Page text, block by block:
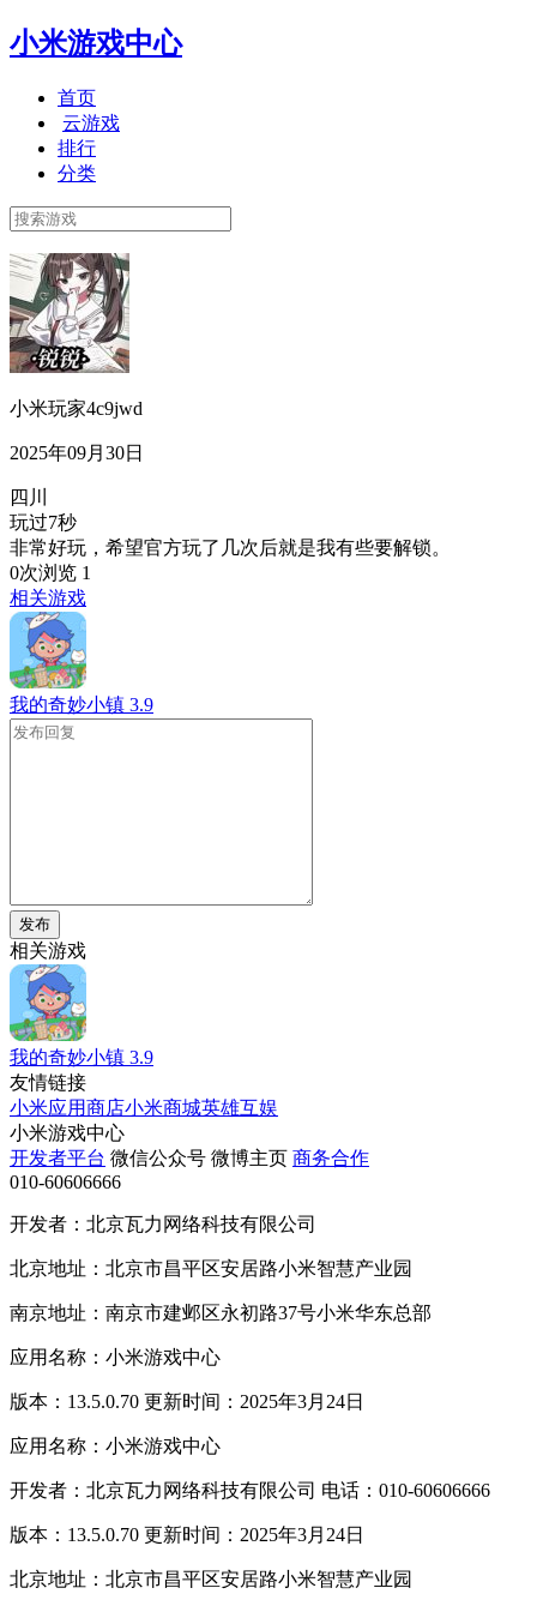
小米游戏中心
首页
云游戏
排行
分类
小米玩家4c9jwd
2025年09月30日
四川
玩过7秒
非常好玩，希望官方玩了几次后就是我有些要解锁。
0次浏览 1
相关游戏
我的奇妙小镇 3.9
发布
相关游戏
我的奇妙小镇 3.9
友情链接
小米应用商店小米商城英雄互娱
小米游戏中心
开发者平台 微信公众号 微博主页 商务合作
010-60606666
开发者：北京瓦力网络科技有限公司
北京地址：北京市昌平区安居路小米智慧产业园
南京地址：南京市建邺区永初路37号小米华东总部
应用名称：小米游戏中心
版本：13.5.0.70 更新时间：2025年3月24日
应用名称：小米游戏中心
开发者：北京瓦力网络科技有限公司 电话：010-60606666
版本：13.5.0.70 更新时间：2025年3月24日
北京地址：北京市昌平区安居路小米智慧产业园